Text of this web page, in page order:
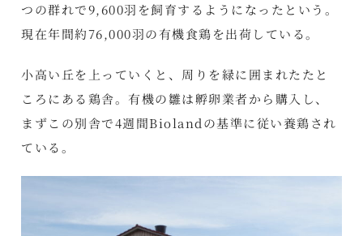
つの群れで9,600羽を飼育するようになったという。
現在年間約76,000羽の有機食鶏を出荷している。
小高い丘を上っていくと、周りを緑に囲まれたたと
ころにある鶏舎。有機の雛は孵卵業者から購入し、
まずこの別舎で4週間Biolandの基準に従い養鶏され
ている。